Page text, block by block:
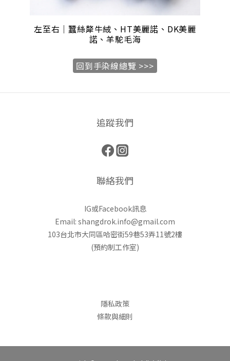
左至右｜蠶絲犛牛絨、HT美麗諾、DK美麗
諾、羊駝毛海
回到手染線總覽 >>>
追蹤我們
聯絡我們
IG或Facebook訊息
Email: shangdrok.info@gmail.com
103台北市大同區哈密街59巷53弄11號2樓
(預約制工作室)
隱私政策
條款與細則